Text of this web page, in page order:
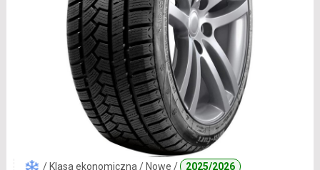
/ Klasa ekonomiczna / Nowe / 2025/2026